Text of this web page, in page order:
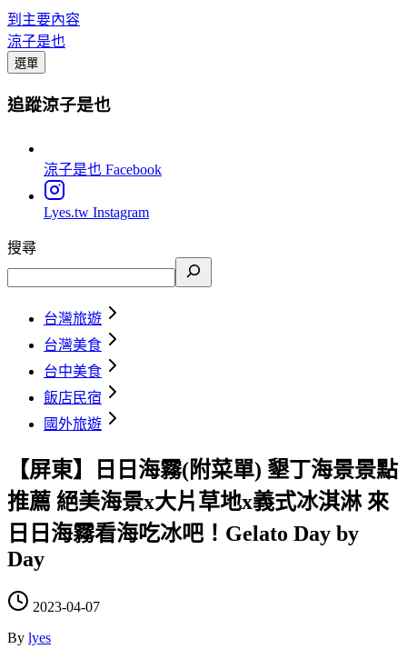
到主要內容
涼子是也
選單
追蹤涼子是也
涼子是也 Facebook
Lyes.tw Instagram
搜尋
台灣旅遊
台灣美食
台中美食
飯店民宿
國外旅遊
【屏東】日日海霧(附菜單) 墾丁海景景點
推薦 絕美海景x大片草地x義式冰淇淋 來
日日海霧看海吃冰吧！Gelato Day by
Day
2023-04-07
By lyes